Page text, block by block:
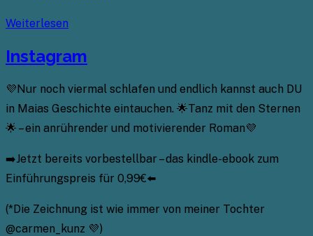
Weiterlesen
Instagram
💜Nur noch viermal schlafen und endlich kannst auch DU
in Maias Geschichte eintauchen. 🌟Tanz mit den Sternen
🌟 – ein anrührender und motivierender Roman💜
➡️Jetzt bereits vorbestellbar – das kindle-ebook zum
Einführungspreis für 0,99€⬅️
(*Die Zeichnung ist wie immer von meiner Tochter
@carmen_kunz 💜)